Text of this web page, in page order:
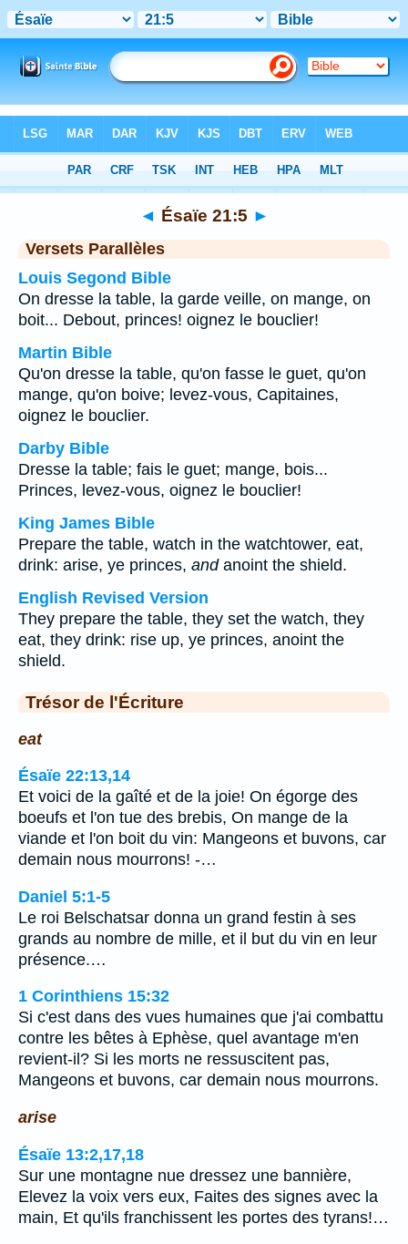
Chapitre 21> Verset 5
◄ Ésaïe 21:5 ►
Versets Parallèles
Louis Segond Bible
On dresse la table, la garde veille, on mange, on
boit... Debout, princes! oignez le bouclier!
Martin Bible
Qu'on dresse la table, qu'on fasse le guet, qu'on
mange, qu'on boive; levez-vous, Capitaines,
oignez le bouclier.
Darby Bible
Dresse la table; fais le guet; mange, bois...
Princes, levez-vous, oignez le bouclier!
King James Bible
Prepare the table, watch in the watchtower, eat,
drink: arise, ye princes, andanoint the shield.
English Revised Version
They prepare the table, they set the watch, they
eat, they drink: rise up, ye princes, anoint the
shield.
Trésor de l'Écriture
eat
Ésaïe 22:13,14
Et voici de la gaîté et de la joie! On égorge des
boeufs et l'on tue des brebis, On mange de la
viande et l'on boit du vin: Mangeons et buvons, car
demain nous mourrons! -…
Daniel 5:1-5
Le roi Belschatsar donna un grand festin à ses
grands au nombre de mille, et il but du vin en leur
présence.…
1 Corinthiens 15:32
Si c'est dans des vues humaines que j'ai combattu
contre les bêtes à Ephèse, quel avantage m'en
revient-il? Si les morts ne ressuscitent pas,
Mangeons et buvons, car demain nous mourrons.
arise
Ésaïe 13:2,17,18
Sur une montagne nue dressez une bannière,
Elevez la voix vers eux, Faites des signes avec la
main, Et qu'ils franchissent les portes des tyrans!…